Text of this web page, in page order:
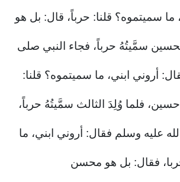
ما سميتموه؟ قلنا: حرباً، قال: بل هو
سمَّيتُهُ حرباً، فجاء النبي صلى
أروني ابني، ما سميتموه؟ قلنا:
فلما وُلِدَ الثالث سمَّيتُهُ حرباً،
عليه وسلم فقال: أروني ابني، ما
فقال: بل هو محسن